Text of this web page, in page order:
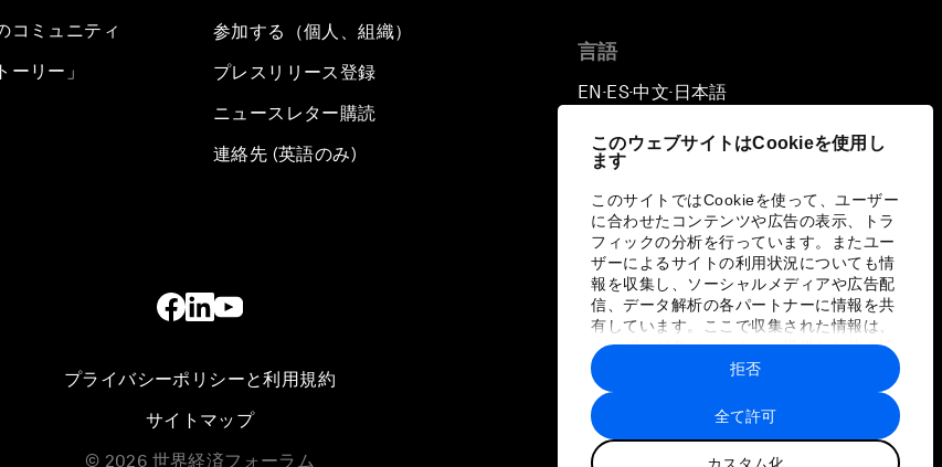
このウェブサイトはCookieを使用し
ます
このサイトではCookieを使って、ユーザー
に合わせたコンテンツや広告の表示、トラ
フィックの分析を行っています。またユー
ザーによるサイトの利用状況についても情
報を収集し、ソーシャルメディアや広告配
信、データ解析の各パートナーに情報を共
有しています。ここで収集された情報は、
ユーザーが各パートナーに提供した他の情
報や各パートナーのサービスを使用した際
に収集された情報と組み合わされ、各パー
トナーによって使用されることがありま
す。
全て許可
カスタム化
拒否
コミュニティ
ーリー」
参加する（個人、組織）
プレスリリース登録
ニュースレター購読
連絡先 (英語のみ)
言語
EN ▪ES▪中文▪ 日本語
プライバシーポリシーと利用規約
サイトマップ
© 2026 世界経済フォーラム